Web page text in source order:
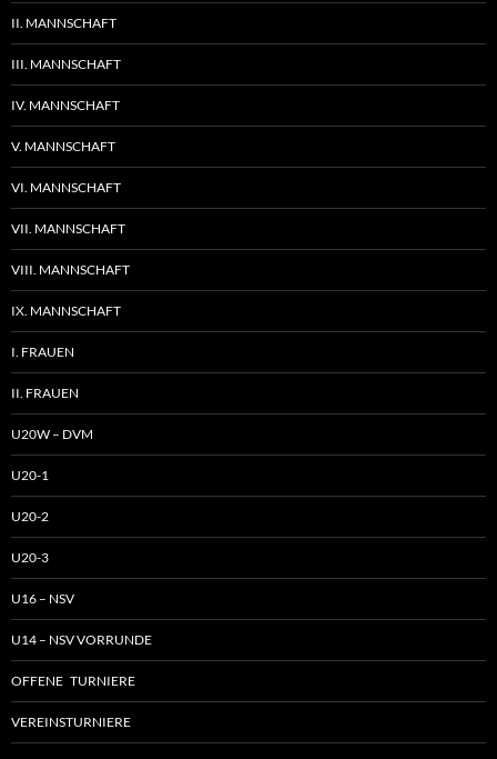
II. MANNSCHAFT
III. MANNSCHAFT
IV. MANNSCHAFT
V. MANNSCHAFT
VI. MANNSCHAFT
VII. MANNSCHAFT
VIII. MANNSCHAFT
IX. MANNSCHAFT
I. FRAUEN
II. FRAUEN
U20W – DVM
U20-1
U20-2
U20-3
U16 – NSV
U14 – NSV VORRUNDE
OFFENE TURNIERE
VEREINSTURNIERE